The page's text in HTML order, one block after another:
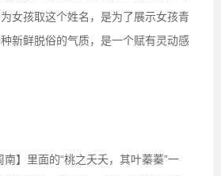
女孩取这个姓名，是为了展示女孩青
新鲜脱俗的气质，是一个赋有灵动感
南】里面的“桃之夭夭，其叶蓁蓁”一